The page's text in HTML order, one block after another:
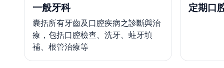
一般牙科
囊括所有牙齒及口腔疾病之診斷與治
療，包括口腔檢查、洗牙、蛀牙填
補、根管治療等
定期口